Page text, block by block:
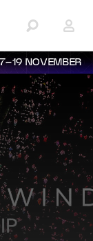
NOVEMBER